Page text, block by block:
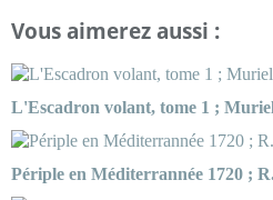
Vous aimerez aussi :
L'Escadron volant, tome 1 ;
Périple en Méditerrannée 1720 ;